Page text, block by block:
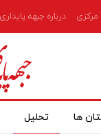
درباره جبهه پایداری
ها تحلیل